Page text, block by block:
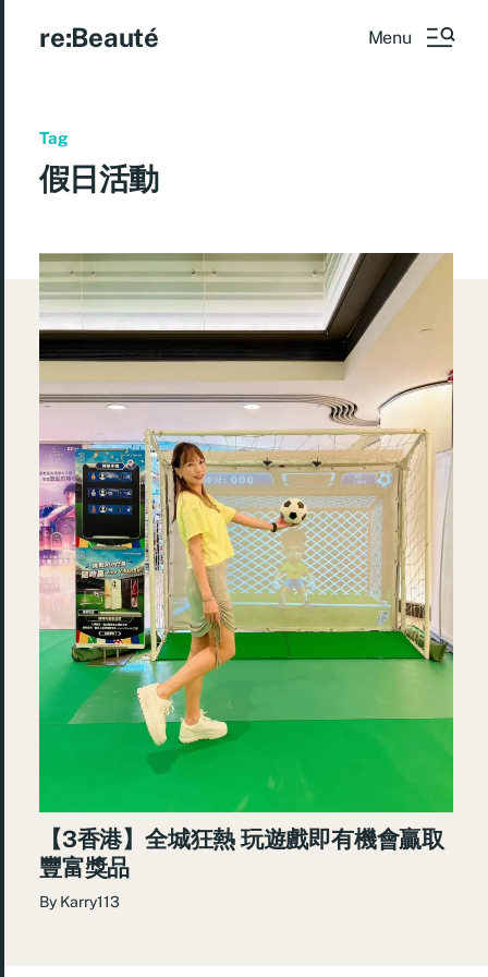
re:Beauté Menu
Tag
假日活動
【3香港】全城狂熱 玩遊戲即有機會贏取
豐富獎品
By Karry113